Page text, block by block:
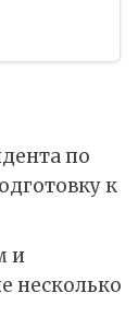
по
к
и
несколько